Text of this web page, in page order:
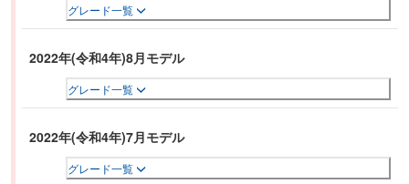
グレード一覧
2022年(令和4年)8月モデル
グレード一覧
2022年(令和4年)7月モデル
グレード一覧